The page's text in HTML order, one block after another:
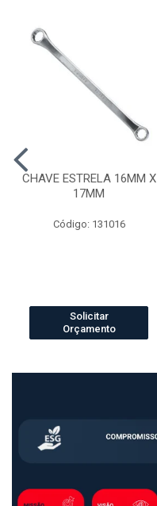
CHAVE ESTRELA 16MM X
17MM
Código: 131016
Solicitar
Orçamento